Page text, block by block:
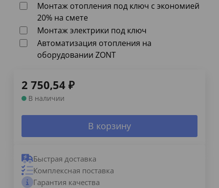
Монтаж отопления под ключ с экономией
20% на смете
Монтаж электрики под ключ
Автоматизация отопления на
оборудовании ZONT
2 750,54 ₽
В наличии
В корзину
Быстрая доставка
Комплексная поставка
Гарантия качества